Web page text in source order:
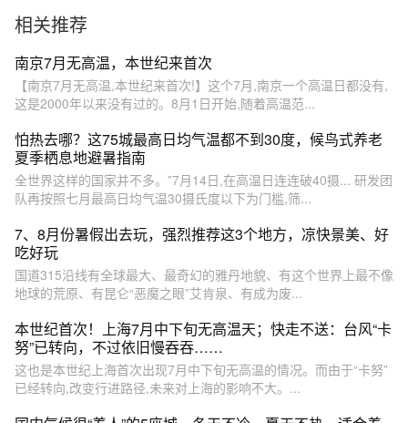
相关推荐
南京7月无高温，本世纪来首次
【南京7月无高温,本世纪来首次!】这个7月,南京一个高温日都没有,
这是2000年以来没有过的。8月1日开始,随着高温范...
怕热去哪？这75城最高日均气温都不到30度，候鸟式养老
夏季栖息地避暑指南
全世界这样的国家并不多。”7月14日,在高温日连连破40摄... 研发团
队再按照七月最高日均气温30摄氏度以下为门槛,筛...
7、8月份暑假出去玩，强烈推荐这3个地方，凉快景美、好
吃好玩
国道315沿线有全球最大、最奇幻的雅丹地貌、有这个世界上最不像
地球的荒原、有昆仑“恶魔之眼”艾肯泉、有成为废...
本世纪首次！上海7月中下旬无高温天；快走不送：台风“卡
努”已转向，不过依旧慢吞吞……
这也是本世纪上海首次出现7月中下旬无高温的情况。而由于“卡努”
已经转向,改变行进路径,未来对上海的影响不大。...